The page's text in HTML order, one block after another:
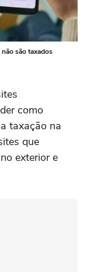
são taxados
como
taxação na
que
exterior e